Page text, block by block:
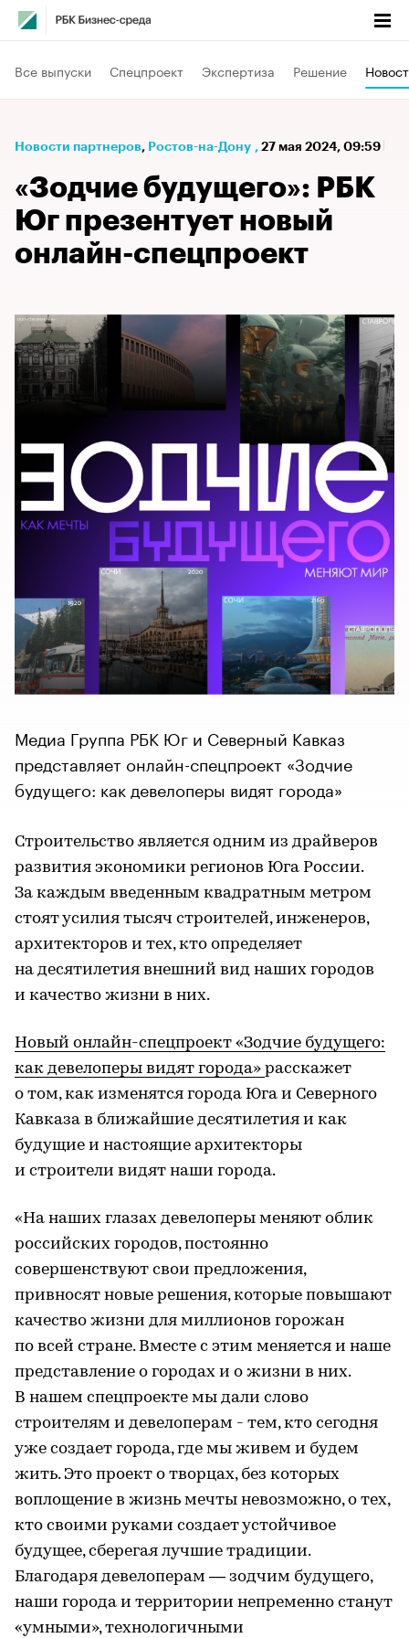
Все выпуски Спецпроект Экспертиза Решение
Новости партнеров⁠, Ростов-на-Дону , 27 мая 2024, 09:59
«Зодчие будущего»: РБК
Юг презентует новый
онлайн-спецпроект
Медиа Группа РБК Юг и Северный Кавказ
представляет онлайн-спецпроект «Зодчие
будущего: как девелоперы видят города»
Строительство является одним из драйверов
развития экономики регионов Юга России.
За каждым введенным квадратным метром
стоят усилия тысяч строителей, инженеров,
архитекторов и тех, кто определяет
на десятилетия внешний вид наших городов
и качество жизни в них.
Новый онлайн-спецпроект «Зодчие будущего:
как девелоперы видят города» расскажет
о том, как изменятся города Юга и Северного
Кавказа в ближайшие десятилетия и как
будущие и настоящие архитекторы
и строители видят наши города.
«На наших глазах девелоперы меняют облик
российских городов, постоянно
совершенствуют свои предложения,
привносят новые решения, которые повышают
качество жизни для миллионов горожан
по всей стране. Вместе с этим меняется и наше
представление о городах и о жизни в них.
В нашем спецпроекте мы дали слово
строителям и девелоперам - тем, кто сегодня
уже создает города, где мы живем и будем
жить. Это проект о творцах, без которых
воплощение в жизнь мечты невозможно, о тех,
кто своими руками создает устойчивое
будущее, сберегая лучшие традиции.
Благодаря девелоперам — зодчим будущего,
наши города и территории непременно станут
«умными», технологичными